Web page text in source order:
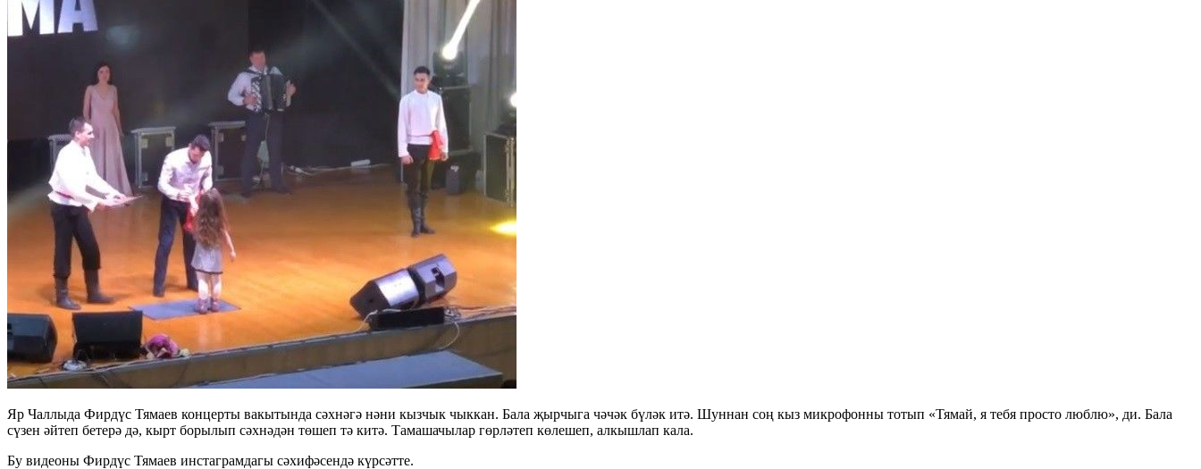
Яр Чаллыда Фирдүс Тямаев концерты вакытында сәхнәгә нәни кызчык чыккан. Бала җырчыга чәчәк бүләк итә. Шуннан соң кыз микрофонны тотып «Тямай, я тебя просто люблю», ди. Бала
сүзен әйтеп бетерә дә, кырт борылып сәхнәдән төшеп тә китә. Тамашачылар гөрләтеп көлешеп, алкышлап кала.
Бу видеоны Фирдүс Тямаев инстаграмдагы сәхифәсендә күрсәтте.